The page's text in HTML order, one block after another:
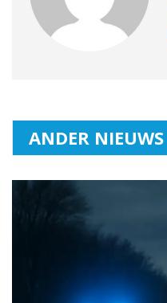
ANDER NIEUWS